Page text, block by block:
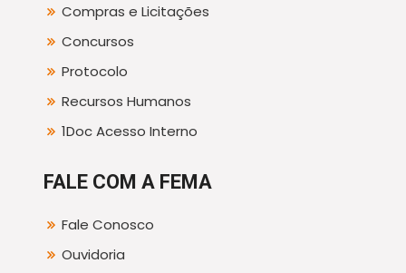
Compras e Licitações
Concursos
Protocolo
Recursos Humanos
1Doc Acesso Interno
FALE COM A FEMA
Fale Conosco
Ouvidoria